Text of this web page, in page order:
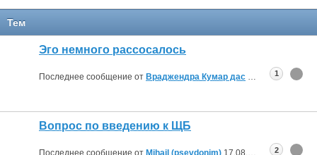
Тем
Эго немного рассосалось
Последнее сообщение от Враджендра Кумар дас 08:14
1
Вопрос по введению к ЩБ
2